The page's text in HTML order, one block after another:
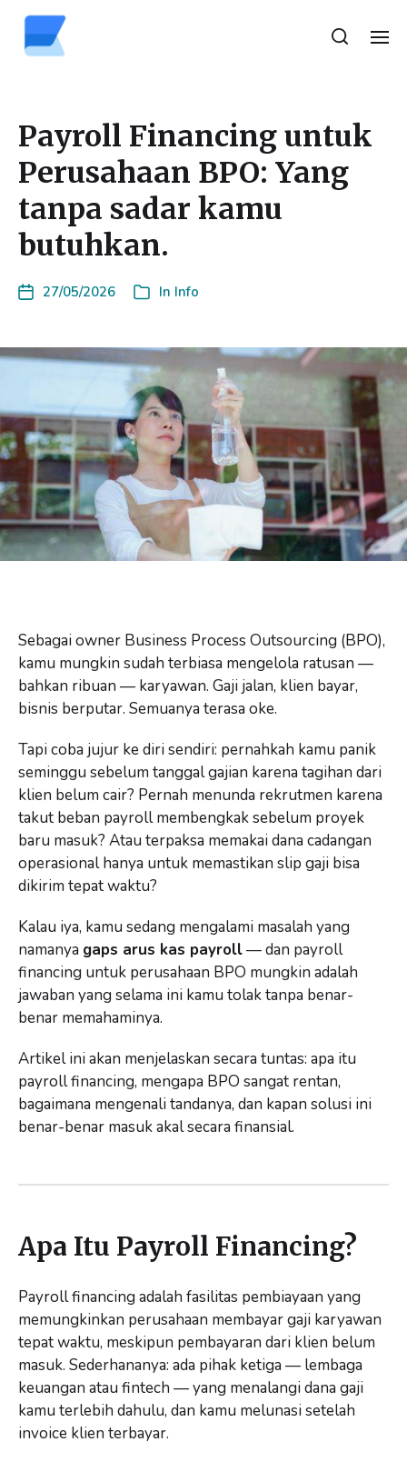
Payroll Financing untuk
Perusahaan BPO: Yang
tanpa sadar kamu
butuhkan.
27/05/2026 In Info
Sebagai owner Business Process Outsourcing (BPO),
kamu mungkin sudah terbiasa mengelola ratusan —
bahkan ribuan — karyawan. Gaji jalan, klien bayar,
bisnis berputar. Semuanya terasa oke.
Tapi coba jujur ke diri sendiri: pernahkah kamu panik
seminggu sebelum tanggal gajian karena tagihan dari
klien belum cair? Pernah menunda rekrutmen karena
takut beban payroll membengkak sebelum proyek
baru masuk? Atau terpaksa memakai dana cadangan
operasional hanya untuk memastikan slip gaji bisa
dikirim tepat waktu?
Kalau iya, kamu sedang mengalami masalah yang
namanya gaps arus kas payroll— dan payroll
financing untuk perusahaan BPO mungkin adalah
jawaban yang selama ini kamu tolak tanpa benar-
benar memahaminya.
Artikel ini akan menjelaskan secara tuntas: apa itu
payroll financing, mengapa BPO sangat rentan,
bagaimana mengenali tandanya, dan kapan solusi ini
benar-benar masuk akal secara finansial.
Apa Itu Payroll Financing?
Payroll financing adalah fasilitas pembiayaan yang
memungkinkan perusahaan membayar gaji karyawan
tepat waktu, meskipun pembayaran dari klien belum
masuk. Sederhananya: ada pihak ketiga — lembaga
keuangan atau fintech — yang menalangi dana gaji
kamu terlebih dahulu, dan kamu melunasi setelah
invoice klien terbayar.